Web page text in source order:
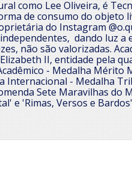
como Lee Oliveira, é
de consumo do objeto
do Instagram
dando luz a
não são valorizadas.
II, entidade pela
- Medalha Mérito
Internacional - Medalha
Sete Maravilhas do
e 'Rimas, Versos e